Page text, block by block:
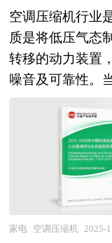
战略问题。中美
理？那就叫国际
欧盟、东盟、中
十八大报告，那
战略，还有省域
略，集团战略、
有明确的战略定
走不下去，它的
看，经济相对的
的很冷很冷，为
究网、国内外相
专业研究单位等
暖器行业作了详
者寻找新的投资
报信息及科学的
具有极大的参考
立优势；新兴科
模态传感等硬科
细分赛道实现颠
店向"育儿实验室
伸"内容+服务"
方案，带动复购
统一、数据孤岛
认证壁垒、情感
未来，技术穿透
母婴家电产业价
承诺，增加员工
人）在市场上地
信赖； 5、增加
利条款批出信贷
露要求较为严格
善公司的监控、
加规范。 7、通
业快速健康发展
我国企业创业板
纳斯达克等多个
上市条件与实施
空调压缩机行业
质是将低压气态
转移的动力装置
噪音及可靠性。
中家用领域变频
中央空调领域则
局层面，市场集
优势、技术沉淀
垒；同时，上游
游整机厂商的协
家电 空调压缩机 2025-